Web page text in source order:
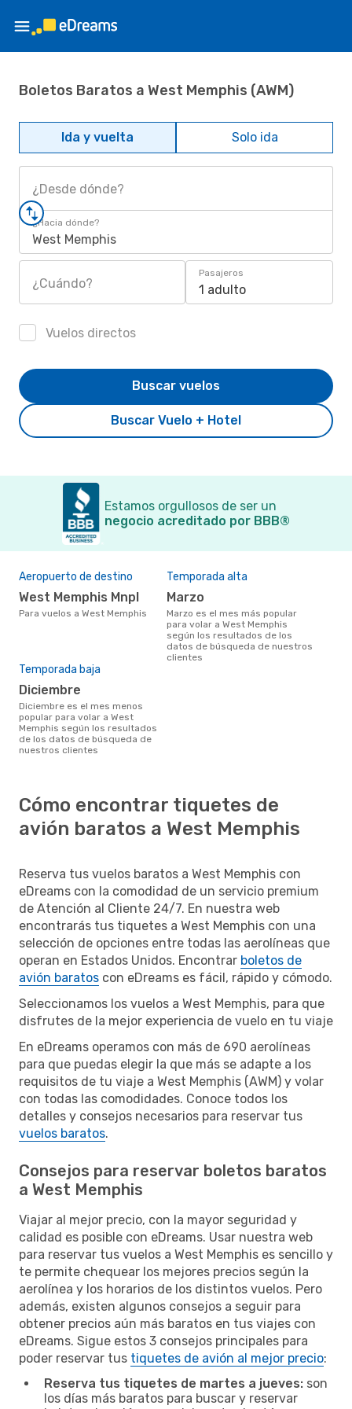
Boletos Baratos a West Memphis (AWM)
Ida y vuelta Solo ida
¿Desde dónde?
¿Hacia dónde?
West Memphis
¿Cuándo?
Pasajeros
1 adulto
Vuelos directos
Buscar Vuelo + Hotel
Buscar vuelos
Estamos orgullosos de ser un
negocio acreditado por BBB®
Aeropuerto de destino
West Memphis Mnpl
Para vuelos a West Memphis
Temporada alta
marzo
marzo es el mes más popular
para volar a West Memphis
según los resultados de los
datos de búsqueda de nuestros
clientes
Temporada baja
diciembre
diciembre es el mes menos
popular para volar a West
Memphis según los resultados
de los datos de búsqueda de
nuestros clientes
Cómo encontrar tiquetes de
avión baratos a West Memphis
Reserva tus vuelos baratos a West Memphis con
eDreams con la comodidad de un servicio premium
de Atención al Cliente 24/7. En nuestra web
encontrarás tus tiquetes a West Memphis con una
selección de opciones entre todas las aerolíneas que
operan en Estados Unidos. Encontrar boletos de
avión baratos con eDreams es fácil, rápido y cómodo.
Seleccionamos los vuelos a West Memphis, para que
disfrutes de la mejor experiencia de vuelo en tu viaje
En eDreams operamos con más de 690 aerolíneas
para que puedas elegir la que más se adapte a los
requisitos de tu viaje a West Memphis (AWM) y volar
con todas las comodidades. Conoce todos los
detalles y consejos necesarios para reservar tus
vuelos baratos.
Consejos para reservar boletos baratos
a West Memphis
Viajar al mejor precio, con la mayor seguridad y
calidad es posible con eDreams. Usar nuestra web
para reservar tus vuelos a West Memphis es sencillo y
te permite chequear los mejores precios según la
aerolínea y los horarios de los distintos vuelos. Pero
además, existen algunos consejos a seguir para
obtener precios aún más baratos en tus viajes con
eDreams. Sigue estos 3 consejos principales para
poder reservar tus tiquetes de avión al mejor precio:
Reserva tus tiquetes de martes a jueves: son
los días más baratos para buscar y reservar